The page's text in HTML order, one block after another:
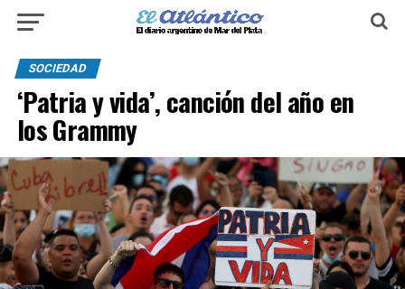
SOCIEDAD
‘Patria y vida’, canción del año en
los Grammy